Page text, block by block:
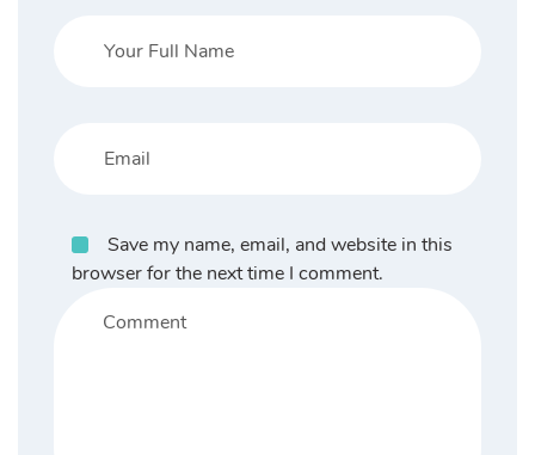
Save my name, email, and website in this
browser for the next time I comment.